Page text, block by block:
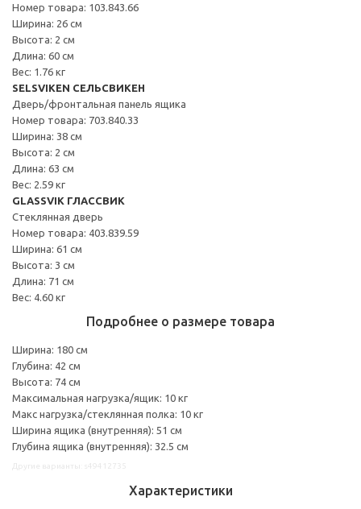
Номер товара: 103.843.66
Ширина: 26 см
Высота: 2 см
Длина: 60 см
Вес: 1.76 кг
SELSVIKEN СЕЛЬСВИКЕН
Дверь/фронтальная панель ящика
Номер товара: 703.840.33
Ширина: 38 см
Высота: 2 см
Длина: 63 см
Вес: 2.59 кг
GLASSVIK ГЛАССВИК
Стеклянная дверь
Номер товара: 403.839.59
Ширина: 61 см
Высота: 3 см
Длина: 71 см
Вес: 4.60 кг
Подробнее о размере товара
Ширина: 180 см
Глубина: 42 см
Высота: 74 см
Максимальная нагрузка/ящик: 10 кг
Макс нагрузка/стеклянная полка: 10 кг
Ширина ящика (внутренняя): 51 см
Глубина ящика (внутренняя): 32.5 см
Характеристики